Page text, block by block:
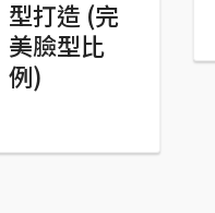
型打造 (完
美臉型比
例)